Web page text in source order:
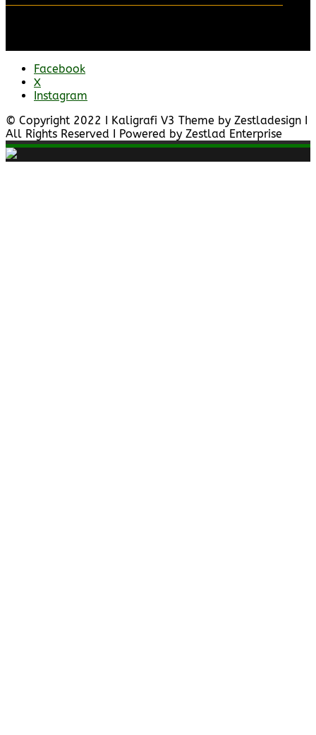
Facebook
X
Instagram
© Copyright 2022 I Kaligrafi V3 Theme by Zestladesign I
All Rights Reserved I Powered by Zestlad Enterprise